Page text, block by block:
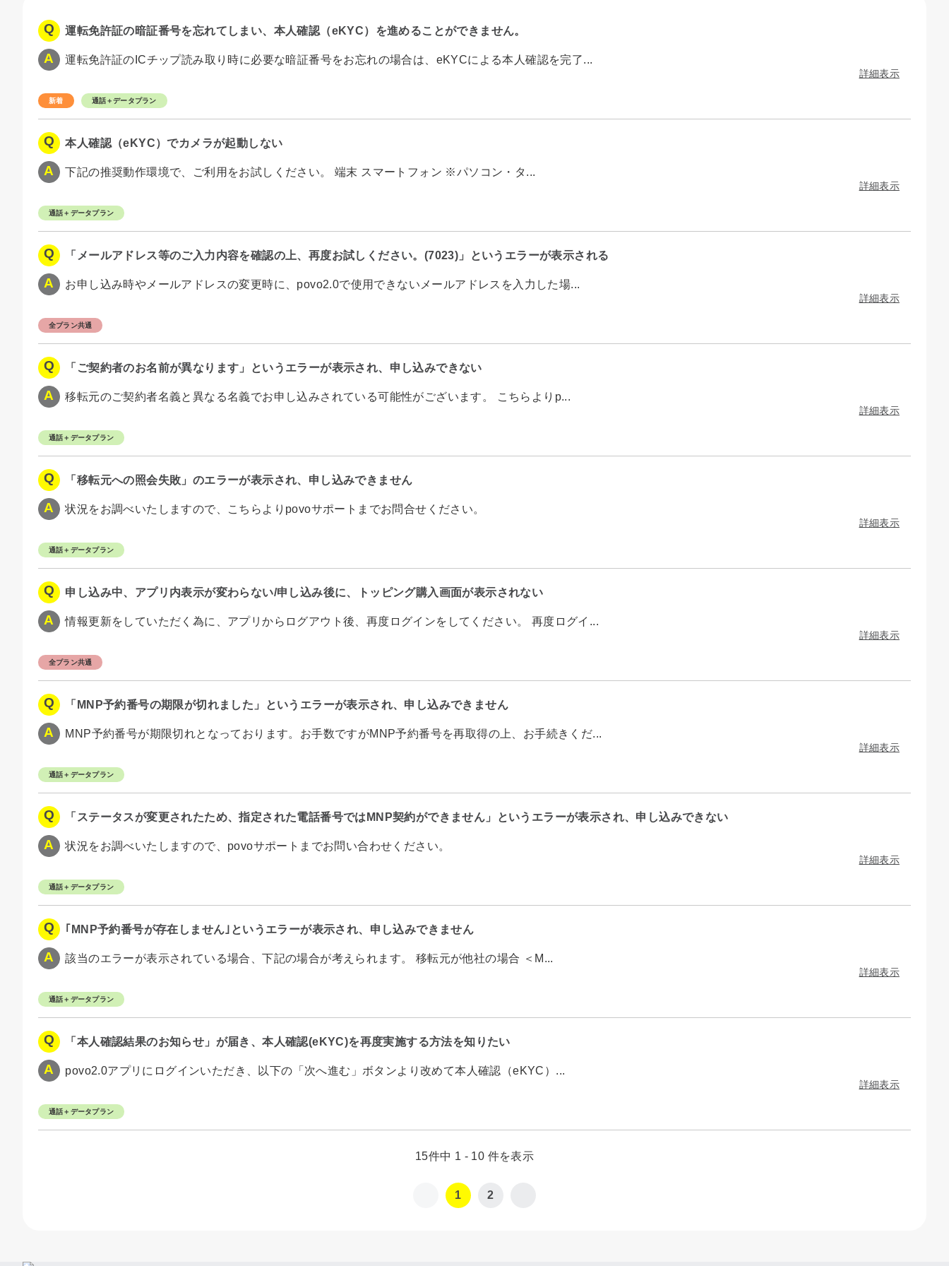
運転免許証の暗証番号を忘れてしまい、本人確認（eKYC）を進めることができません。
運転免許証のICチップ読み取り時に必要な暗証番号をお忘れの場合は、eKYCによる本人確認を完了...
詳細表示
通話＋データプラン
本人確認（eKYC）でカメラが起動しない
下記の推奨動作環境で、ご利用をお試しください。 端末 スマートフォン ※パソコン・タ...
詳細表示
通話＋データプラン
「メールアドレス等のご入力内容を確認の上、再度お試しください。(7023)」というエラーが表示される
お申し込み時やメールアドレスの変更時に、povo2.0で使用できないメールアドレスを入力した場...
詳細表示
全プラン共通
「ご契約者のお名前が異なります」というエラーが表示され、申し込みできない
移転元のご契約者名義と異なる名義でお申し込みされている可能性がございます。 こちらよりp...
詳細表示
通話＋データプラン
「移転元への照会失敗」のエラーが表示され、申し込みできません
状況をお調べいたしますので、こちらよりpovoサポートまでお問合せください。
詳細表示
通話＋データプラン
申し込み中、アプリ内表示が変わらない/申し込み後に、トッピング購入画面が表示されない
情報更新をしていただく為に、アプリからログアウト後、再度ログインをしてください。 再度ログイ...
詳細表示
全プラン共通
「MNP予約番号の期限が切れました」というエラーが表示され、申し込みできません
MNP予約番号が期限切れとなっております。お手数ですがMNP予約番号を再取得の上、お手続きくだ...
詳細表示
通話＋データプラン
「ステータスが変更されたため、指定された電話番号ではMNP契約ができません」というエラーが表示され、申し込みできない
状況をお調べいたしますので、povoサポートまでお問い合わせください。
詳細表示
通話＋データプラン
｢MNP予約番号が存在しません｣というエラーが表示され、申し込みできません
該当のエラーが表示されている場合、下記の場合が考えられます。 移転元が他社の場合 ＜M...
詳細表示
通話＋データプラン
「本人確認結果のお知らせ」が届き、本人確認(eKYC)を再度実施する方法を知りたい
povo2.0アプリにログインいただき、以下の「次へ進む」ボタンより改めて本人確認（eKYC）...
詳細表示
通話＋データプラン
15件中 1 - 10 件を表示
1 2